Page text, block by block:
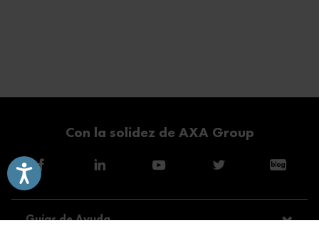
Accesibilidad
Con la solidez de AXA Group
Guías de Ayuda